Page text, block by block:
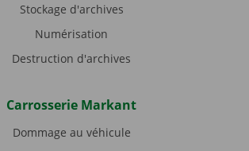
Stockage d'archives
Numérisation
Destruction d'archives
Carrosserie Markant
Dommage au véhicule